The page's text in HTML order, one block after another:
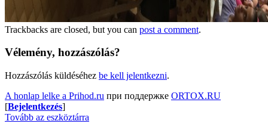
Trackbacks are closed, but you can post a comment.
Vélemény, hozzászólás?
Hozzászólás küldéséhez be kell jelentkezni.
A honlap lelke a Prihod.ru при поддержке ORTOX.RU
[Bejelentkezés]
Tovább az eszköztárra